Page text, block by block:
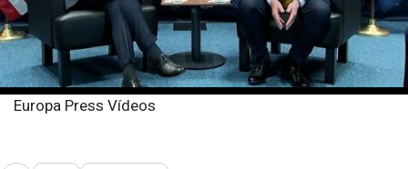
Europa Press Vídeos